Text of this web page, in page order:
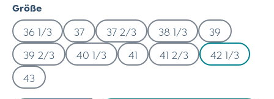
Größeauswählen
36 1/3 37 37 2/3 38 1/3
39
39 2/3
40 1/3 41 41 2/3
42 1/3
43